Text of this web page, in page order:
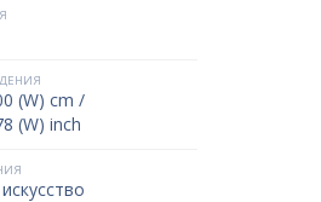
(W) cm /
(W) inch